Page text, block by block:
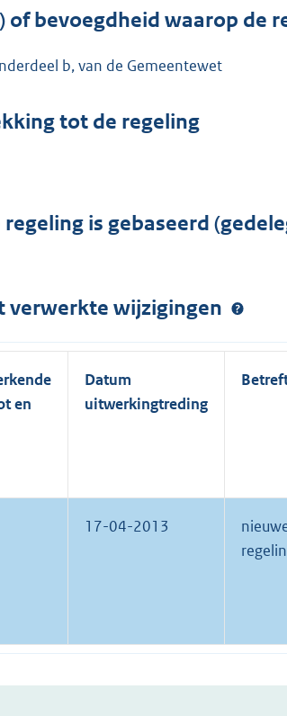
bevoegdheid waarop de
b, van de Gemeentewet
tot de regeling
is gebaseerd
verwerkte wijzigingen
en
Datum
uitwerkingtreding
17-04-2013